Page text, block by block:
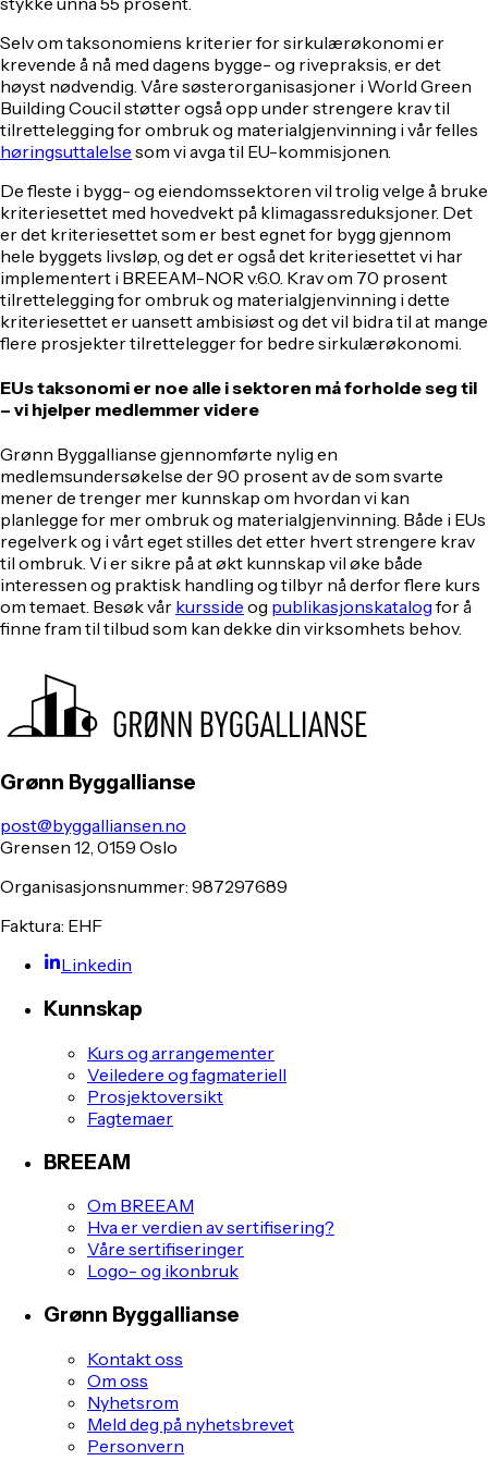
Selv om taksonomiens kriterier for sirkulærøkonomi er
krevende å nå med dagens bygge- og rivepraksis, er det
høyst nødvendig. Våre søsterorganisasjoner i World Green
Building Coucil støtter også opp under strengere krav til
tilrettelegging for ombruk og materialgjenvinning i vår felles
høringsuttalelse som vi avga til EU-kommisjonen.
De fleste i bygg- og eiendomssektoren vil trolig velge å bruke
kriteriesettet med hovedvekt på klimagassreduksjoner. Det
er det kriteriesettet som er best egnet for bygg gjennom
hele byggets livsløp, og det er også det kriteriesettet vi har
implementert i BREEAM-NOR v.6.0. Krav om 70 prosent
tilrettelegging for ombruk og materialgjenvinning i dette
kriteriesettet er uansett ambisiøst og det vil bidra til at mange
flere prosjekter tilrettelegger for bedre sirkulærøkonomi.
EUs taksonomi er noe alle i sektoren må forholde seg til
– vi hjelper medlemmer videre
Grønn Byggallianse gjennomførte nylig en
medlemsundersøkelse der 90 prosent av de som svarte
mener de trenger mer kunnskap om hvordan vi kan
planlegge for mer ombruk og materialgjenvinning. Både i EUs
regelverk og i vårt eget stilles det etter hvert strengere krav
til ombruk. Vi er sikre på at økt kunnskap vil øke både
interessen og praktisk handling og tilbyr nå derfor flere kurs
om temaet. Besøk vår kursside og publikasjonskatalog for å
finne fram til tilbud som kan dekke din virksomhets behov.
Grønn Byggallianse
post@byggalliansen.no
Grensen 12, 0159 Oslo
Organisasjonsnummer: 987297689
Faktura: EHF
Linkedin
Kunnskap
Kurs og arrangementer
Veiledere og fagmateriell
Prosjektoversikt
Fagtemaer
BREEAM
Om BREEAM
Hva er verdien av sertifisering?
Våre sertifiseringer
Logo- og ikonbruk
Grønn Byggallianse
Kontakt oss
Om oss
Nyhetsrom
Meld deg på nyhetsbrevet
Personvern